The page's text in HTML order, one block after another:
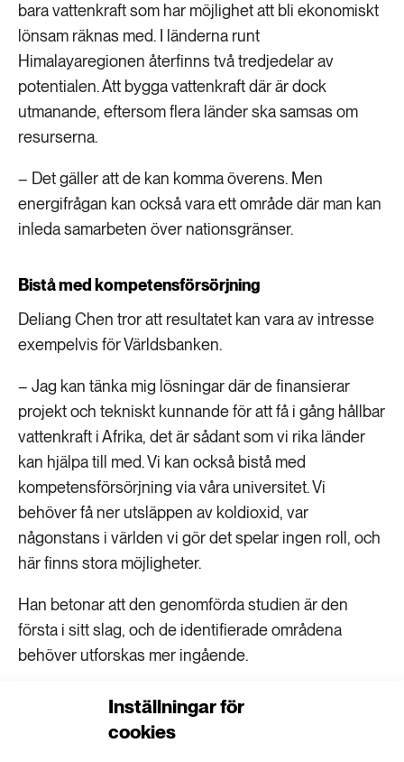
Inställningar för
cookies
bara vattenkraft som har möjlighet att bli ekonomiskt
lönsam räknas med. I länderna runt
Himalayaregionen återfinns två tredjedelar av
potentialen. Att bygga vattenkraft där är dock
utmanande, eftersom flera länder ska samsas om
resurserna.
– Det gäller att de kan komma överens. Men
energifrågan kan också vara ett område där man kan
inleda samarbeten över nationsgränser.
Bistå med kompetensförsörjning
Deliang Chen tror att resultatet kan vara av intresse
exempelvis för Världsbanken.
– Jag kan tänka mig lösningar där de finansierar
projekt och tekniskt kunnande för att få i gång hållbar
vattenkraft i Afrika, det är sådant som vi rika länder
kan hjälpa till med. Vi kan också bistå med
kompetensförsörjning via våra universitet. Vi
behöver få ner utsläppen av koldioxid, var
någonstans i världen vi gör det spelar ingen roll, och
här finns stora möjligheter.
Han betonar att den genomförda studien är den
första i sitt slag, och de identifierade områdena
behöver utforskas mer ingående.
– Det finns säkert vissa lokala aspekter som vi inte
har tänkt på, men det är ett bra underlag att bygga